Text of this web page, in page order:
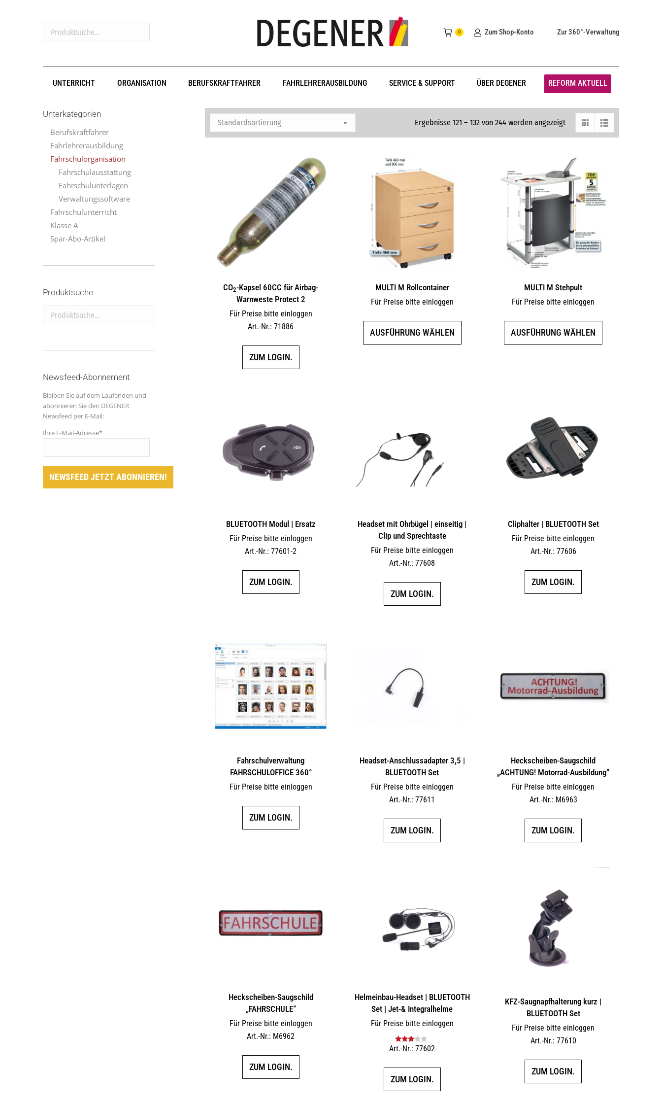
Produktsuche...
0 Zum Shop-Konto Zur 360°-Verwaltung
UNTERRICHT ORGANISATION BERUFSKRAFTFAHRER FAHRLEHRERAUSBILDUNG SERVICE & SUPPORT ÜBER DEGENER REFORM AKTUELL
Ergebnisse 121 – 132 von 244 werden angezeigt
CO2-Kapsel 60CC für Airbag-
Warnweste Protect 2
Für Preise bitte einloggen
Art.-Nr.: 71886
ZUM LOGIN.
MULTI M Rollcontainer
Für Preise bitte einloggen
AUSFÜHRUNG WÄHLEN
MULTI M Stehpult
Für Preise bitte einloggen
AUSFÜHRUNG WÄHLEN
BLUETOOTH Modul | Ersatz
Für Preise bitte einloggen
Art.-Nr.: 77601-2
ZUM LOGIN.
Headset mit Ohrbügel | einseitig |
Clip und Sprechtaste
Für Preise bitte einloggen
Art.-Nr.: 77608
ZUM LOGIN.
Cliphalter | BLUETOOTH Set
Für Preise bitte einloggen
Art.-Nr.: 77606
ZUM LOGIN.
Fahrschulverwaltung
FAHRSCHULOFFICE 360°
Für Preise bitte einloggen
ZUM LOGIN.
Headset-Anschlussadapter 3,5 |
BLUETOOTH Set
Für Preise bitte einloggen
Art.-Nr.: 77611
ZUM LOGIN.
Heckscheiben-Saugschild
„ACHTUNG! Motorrad-Ausbildung“
Für Preise bitte einloggen
Art.-Nr.: M6963
ZUM LOGIN.
Heckscheiben-Saugschild
„FAHRSCHULE“
Für Preise bitte einloggen
Art.-Nr.: M6962
ZUM LOGIN.
Helmeinbau-Headset | BLUETOOTH
Set | Jet-& Integralhelme
Für Preise bitte einloggen
Bewertet
von 5
Art.-Nr.: 77602
ZUM LOGIN.
KFZ-Saugnapfhalterung kurz |
BLUETOOTH Set
Für Preise bitte einloggen
Art.-Nr.: 77610
ZUM LOGIN.
Unterkategorien
Berufskraftfahrer
Fahrlehrerausbildung
Fahrschulorganisation
Fahrschulausstattung
Fahrschulunterlagen
Verwaltungssoftware
Fahrschulunterricht
Klasse A
Spar-Abo-Artikel
Produktsuche
Produktsuche...
Newsfeed-Abonnement
Bleiben Sie auf dem Laufenden und
abonnieren Sie den DEGENER
Newsfeed per E-Mail:
Ihre E-Mail-Adresse*